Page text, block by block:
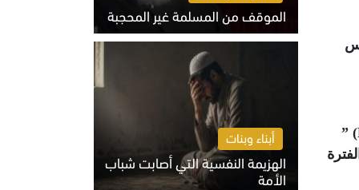
ووصفت تونس
”
الموقف من المسلمة غير المحجبة
الخميس 6 أغسطس 2026 10:45 ص
أبناء وبنات
الهزيمة النفسية التي أصابت شباب
الأمة